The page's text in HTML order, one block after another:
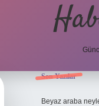
Son Yazılar
Beyaz araba